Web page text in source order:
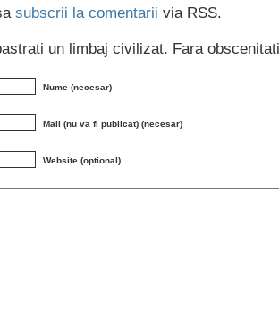
subscrii la comentarii via RSS.
un limbaj civilizat. Fara
Nume (necesar)
Mail (nu va fi publicat) (necesar)
Website (optional)